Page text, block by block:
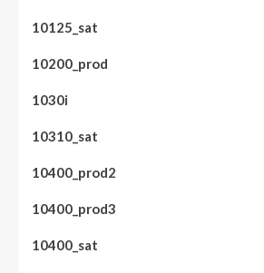
10125_sat
10200_prod
1030i
10310_sat
10400_prod2
10400_prod3
10400_sat